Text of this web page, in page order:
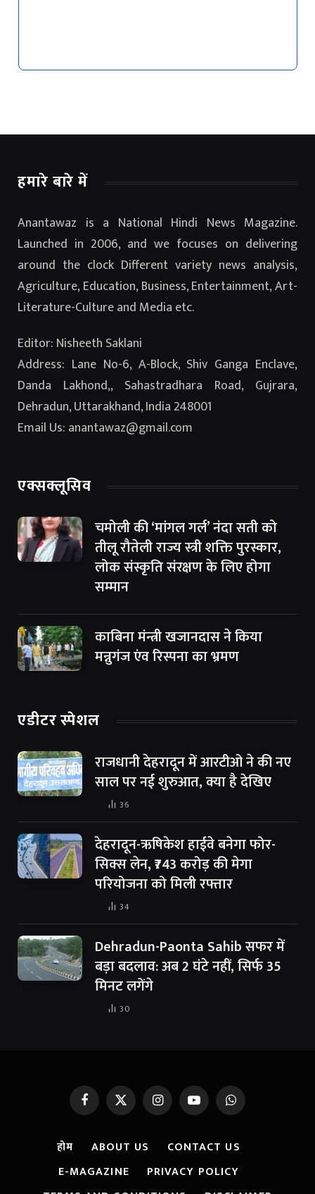
हमारे बारे में
Anantawaz is a National Hindi News Magazine.
Launched in 2006, and we focuses on delivering
around the clock Different variety news analysis,
Agriculture, Education, Business, Entertainment, Art-
Literature-Culture and Media etc.
Editor: Nisheeth Saklani
Address: Lane No-6, A-Block, Shiv Ganga Enclave,
Danda Lakhond,, Sahastradhara Road, Gujrara,
Dehradun, Uttarakhand, India 248001
Email Us: anantawaz@gmail.com
एक्सक्लूसिव
चमोली की ‘मांगल गर्ल’ नंदा सती को
तीलू रौतेली राज्य स्त्री शक्ति पुरस्कार,
लोक संस्कृति संरक्षण के लिए होगा
सम्मान
काबिना मंन्त्री खजानदास ने किया
मन्नुगंज एंव रिस्पना का भ्रमण
एडीटर स्पेशल
राजधानी देहरादून में आरटीओ ने की नए
साल पर नई शुरुआत, क्या है देखिए
36
देहरादून-ऋषिकेश हाईवे बनेगा फोर-
सिक्स लेन, ₹743 करोड़ की मेगा
परियोजना को मिली रफ्तार
34
Dehradun-Paonta Sahib सफर में
बड़ा बदलाव: अब 2 घंटे नहीं, सिर्फ 35
मिनट लगेंगे
30
FacebookX
(Twitter)
InstagramYouTubeWhatsApp
होम ABOUT US
CONTACT US
E-MAGAZINE
PRIVACY POLICY